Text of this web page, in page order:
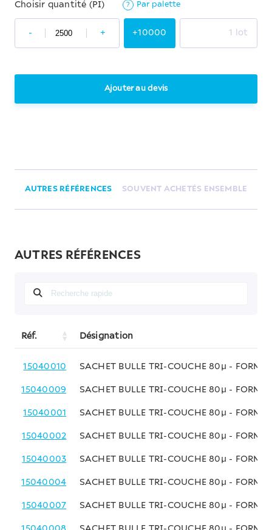
Choisir quantité (PI) ? Par palette
- + +10000 1 lot
Ajouter au devis
AUTRES RÉFÉRENCES SOUVENT ACHETÉS ENSEMBLE
AUTRES RÉFÉRENCES
Réf. Désignation
15040010 SACHET BULLE TRI-COUCHE 80µ -
15040009 SACHET BULLE TRI-COUCHE 80µ -
15040001 SACHET BULLE TRI-COUCHE 80µ -
15040002 SACHET BULLE TRI-COUCHE 80µ -
15040003 SACHET BULLE TRI-COUCHE 80µ -
15040004 SACHET BULLE TRI-COUCHE 80µ -
15040007 SACHET BULLE TRI-COUCHE 80µ -